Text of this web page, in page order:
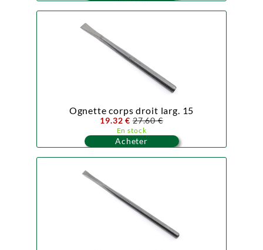
Ognette corps droit larg. 15
19.32 € 27.60 €
En stock
Acheter